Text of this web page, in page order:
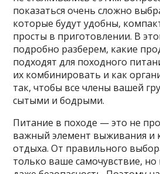
показаться очень сложно
которые будут удобны,
просты в приготовлении. В
подробно разберем, какие
подходят для походного
их комбинировать и как
так, чтобы все члены вашей
сытыми и бодрыми.
Питание в походе — это не
важный элемент выживания и
отдыха. От правильного
только ваше самочувствие, но